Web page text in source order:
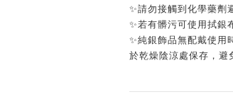
✨請勿接觸到化學藥劑
✨若有髒污可使用拭銀
✨純銀飾品無配戴使用
於乾燥陰涼處保存，避